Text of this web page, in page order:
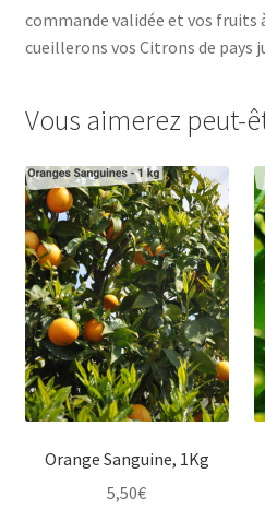
commande validée et vos
cueillerons vos Citrons de pays
Vous aimerez peut-
Orange Sanguine, 1Kg
5,50€